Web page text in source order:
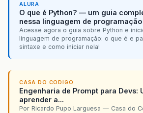
ALURA
O que é Python? — um guia
nessa linguagem de programação
Acesse agora o guia sobre Python e
linguagem de programação: o que é e
sintaxe e como iniciar nela!
CASA DO CODIGO
Engenharia de Prompt para Devs:
aprender a...
Por Ricardo Pupo Larguesa — Casa do